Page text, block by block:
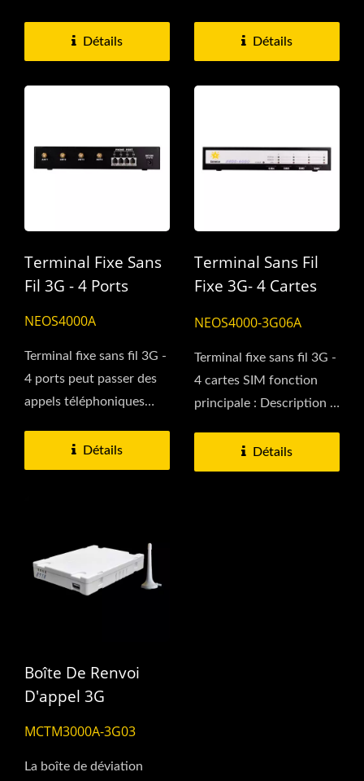
Détails
avec ce terminal...
Détails
Terminal Fixe Sans
Fil 3G - 4 Ports
NEOS4000A
Terminal fixe sans fil 3G -
4 ports peut passer des
appels téléphoniques
Détails
Terminal Sans Fil
Fixe 3G- 4 Cartes
NEOS4000-3G06A
Terminal fixe sans fil 3G -
4 cartes SIM fonction
principale : Description :
Détails
Boîte De Renvoi
D'appel 3G
MCTM3000A-3G03
La boîte de déviation